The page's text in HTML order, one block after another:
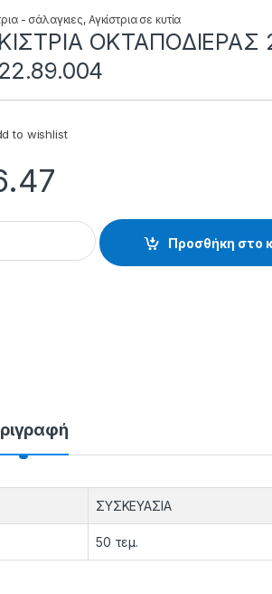
- σάλαγκιες, Αγκίστρια σε κυτία
ΟΚΤΑΠΟΔΙΕΡΑΣ
to wishlist
ΟΚΤΑΠΟΔΙΕΡΑΣ 2316ΤΙΝ -
Προσθήκη στο
ΣΥΣΚΕΥΑΣΙΑ
50 τεμ.